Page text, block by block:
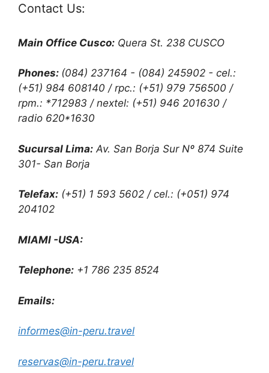
Contact Us:
Main Office Cusco: Quera St. 238 CUSCO
Phones: (084) 237164 - (084) 245902 - cel.:
(+51) 984 608140 / rpc.: (+51) 979 756500 /
rpm.: *712983 / nextel: (+51) 946 201630 /
radio 620*1630
Sucursal Lima: Av. San Borja Sur Nº 874 Suite
301- San Borja
Telefax: (+51) 1 593 5602 / cel.: (+051) 974
204102
MIAMI -USA:
Telephone: +1 786 235 8524
Emails:
informes@in-peru.travel
reservas@in-peru.travel